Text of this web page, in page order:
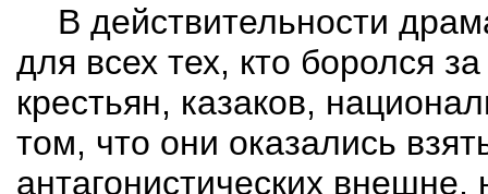
В действительности
для всех тех, кто боролся
крестьян, казаков,
том, что они оказались
антагонистических